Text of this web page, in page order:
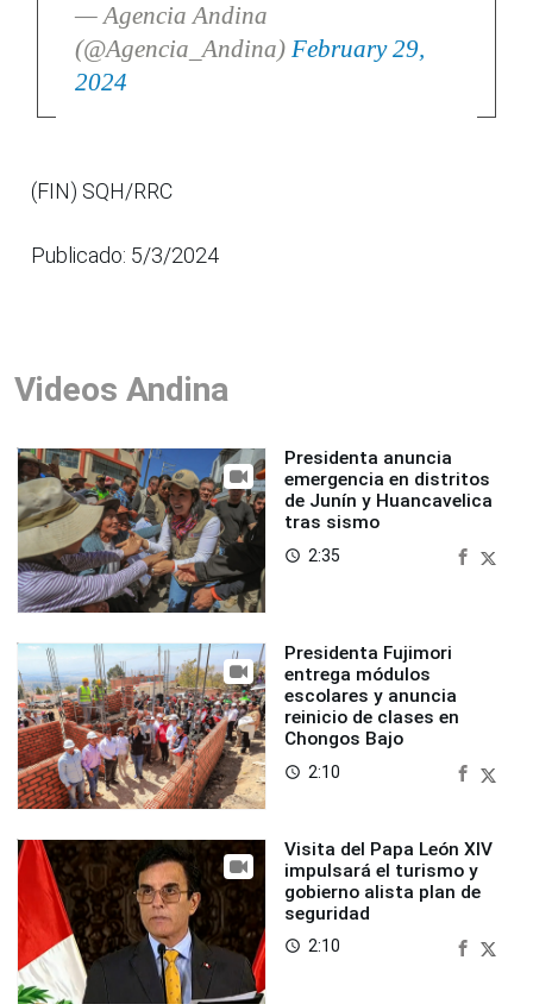
— Agencia Andina
(@Agencia_Andina) February 29,
2024
(FIN) SQH/RRC
Publicado: 5/3/2024
Videos Andina
Presidenta anuncia
emergencia en distritos
de Junín y Huancavelica
tras sismo
access_time 2:35
Presidenta Fujimori
entrega módulos
escolares y anuncia
reinicio de clases en
Chongos Bajo
access_time 2:10
Visita del Papa León XIV
impulsará el turismo y
gobierno alista plan de
seguridad
access_time 2:10